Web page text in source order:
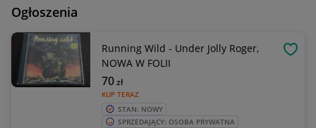
Ogłoszenia
Running Wild - Under Jolly Roger,
NOWA W FOLII
KUP TERAZ
70zł
STAN: NOWY
SPRZEDAJĄCY: OSOBA PRYWATNA